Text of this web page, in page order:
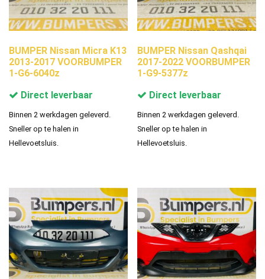
BUMPER Nissan Micra K13
2013-2017 VOORBUMPER
1-G6-6040z
Direct leverbaar
Binnen 2 werkdagen geleverd.
Sneller op te halen in
Hellevoetsluis.
BUMPER Nissan Qashqai
2017-2022 VOORBUMPER
1-G9-5377z
Direct leverbaar
Binnen 2 werkdagen geleverd.
Sneller op te halen in
Hellevoetsluis.